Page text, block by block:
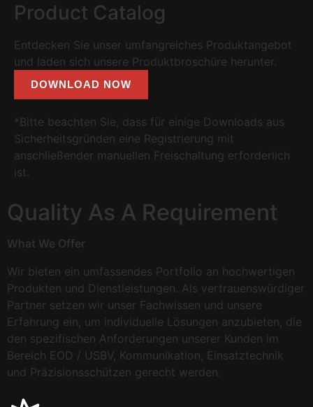
Product Catalog
Entdecken Sie unser umfangreiches Produktangebot
und laden sich unsere Produktbroschüre herunter.
DOWNLOAD NOW
*Bitte beachten Sie, dass für einige Downloads aus
Sicherheitsgründen eine Registrierung mit
anschließender manuellen Freischaltung erforderlich
ist.
Quality As A Requirement
What We Offer
Wir bieten ein umfassendes Portfolio an hochwertigen
Produkten und Dienstleistungen. Als vertrauenswürdiger
Partner setzen wir unser Fachwissen und unsere
Erfahrung ein, um individuelle Lösungen anzubieten, die
den spezifischen Anforderungen unserer Kunden im
Bereich EOD / USBV, Kommunikation, Einsatztechnik
und Präzisionsschützen gerecht werden.